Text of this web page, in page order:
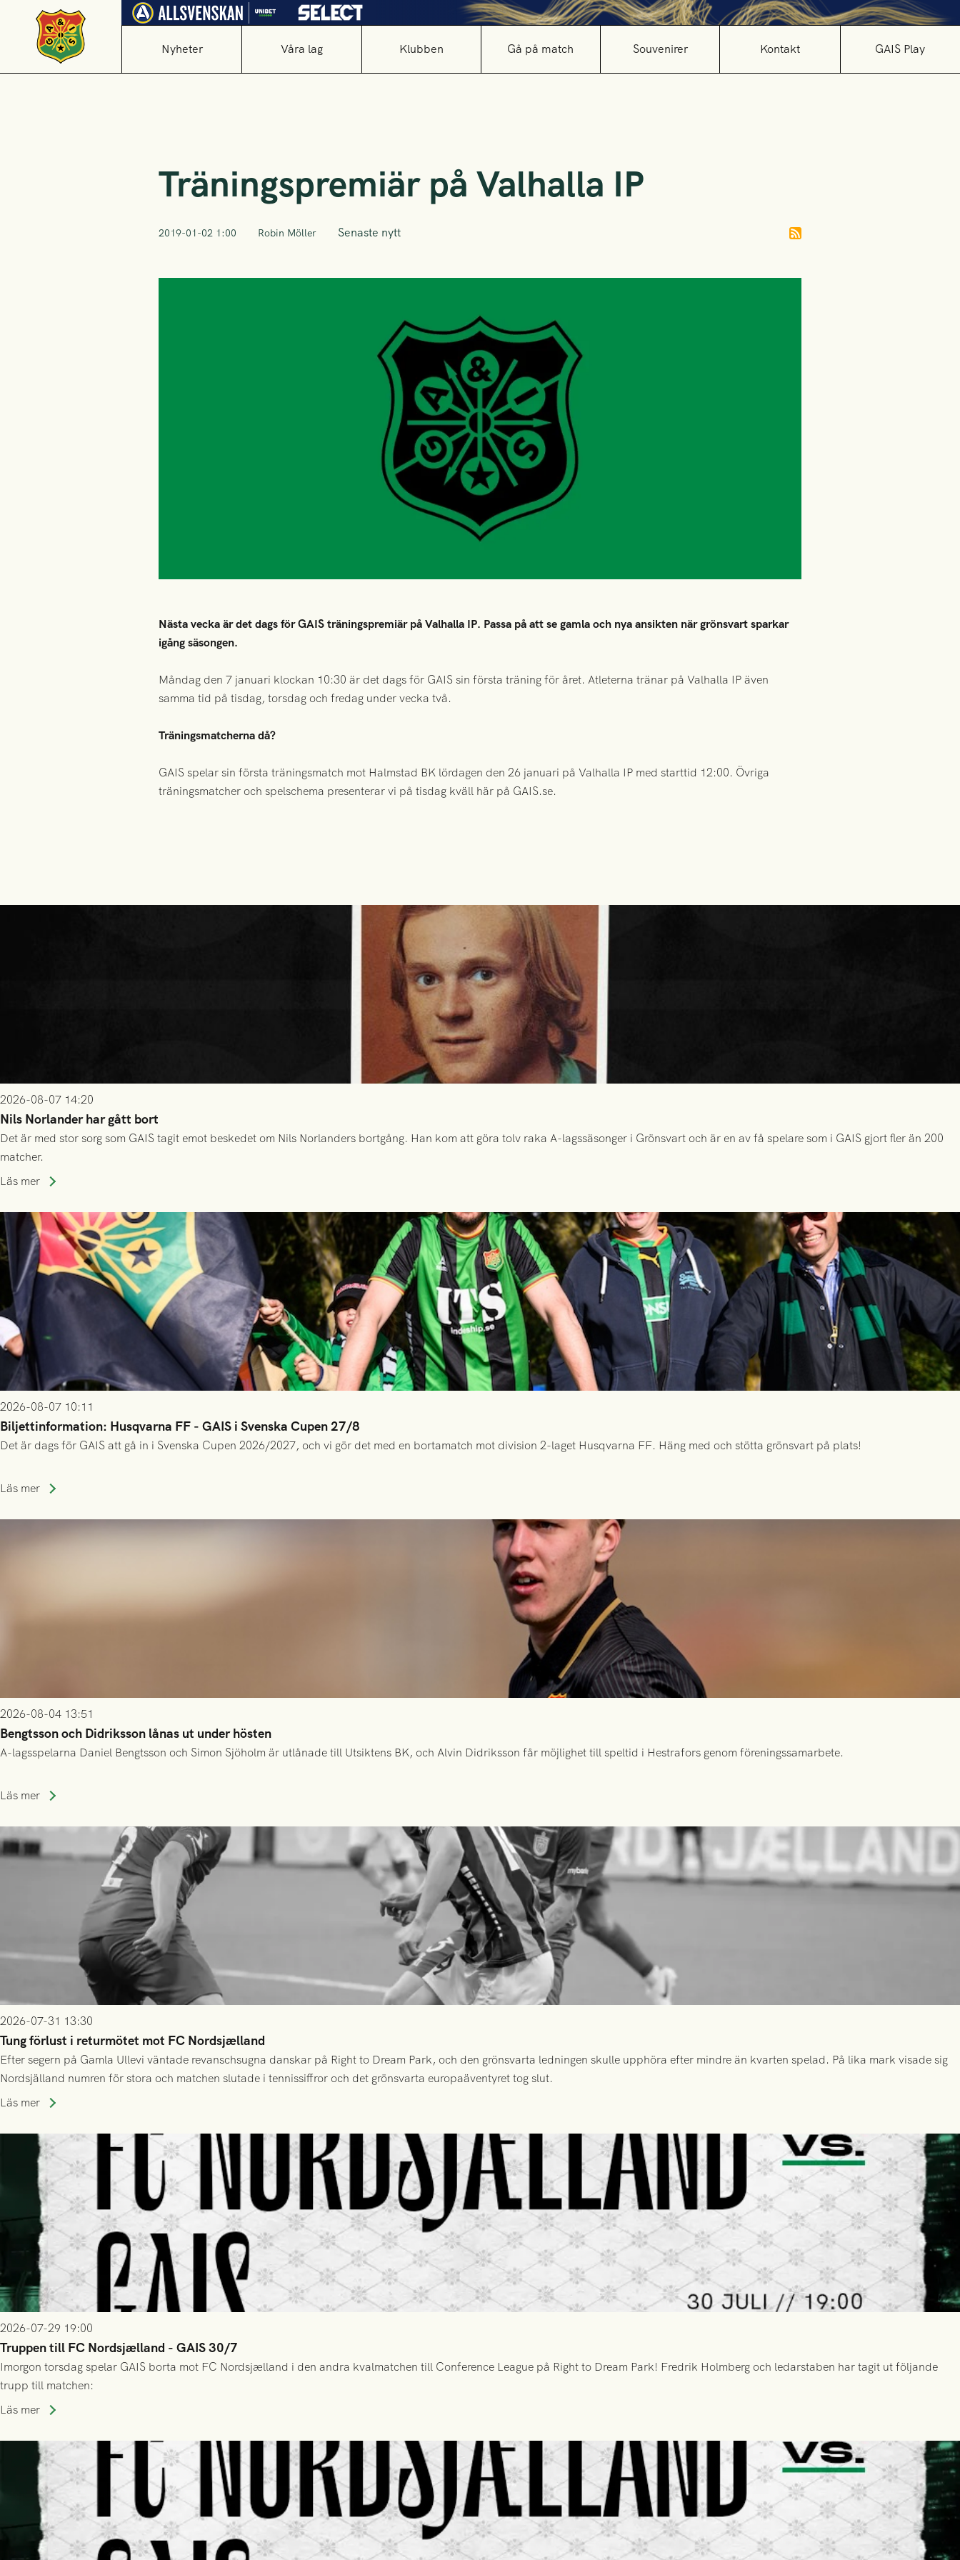
Nyheter Våra lag Klubben Gå på match Souvenirer Kontakt GAIS Play
Träningspremiär på Valhalla IP
2019-01-02 1:00 Robin Möller Senaste nytt
Nästa vecka är det dags för GAIS träningspremiär på Valhalla IP. Passa på att se gamla och nya ansikten när grönsvart sparkar
igång säsongen.
Måndag den 7 januari klockan 10:30 är det dags för GAIS sin första träning för året. Atleterna tränar på Valhalla IP även
samma tid på tisdag, torsdag och fredag under vecka två.
Träningsmatcherna då?
GAIS spelar sin första träningsmatch mot Halmstad BK lördagen den 26 januari på Valhalla IP med starttid 12:00. Övriga
träningsmatcher och spelschema presenterar vi på tisdag kväll här på GAIS.se.
2026-08-07 14:20
Nils Norlander har gått bort
Det är med stor sorg som GAIS tagit emot beskedet om Nils Norlanders bortgång. Han kom att göra tolv raka A-lagssäsonger i Grönsvart och är en av få spelare som i GAIS gjort fler än 200
matcher.
Läs mer
2026-08-07 10:11
Biljettinformation: Husqvarna FF - GAIS i Svenska Cupen 27/8
Det är dags för GAIS att gå in i Svenska Cupen 2026/2027, och vi gör det med en bortamatch mot division 2-laget Husqvarna FF. Häng med och stötta grönsvart på plats!
Läs mer
2026-08-04 13:51
Bengtsson och Didriksson lånas ut under hösten
A-lagsspelarna Daniel Bengtsson och Simon Sjöholm är utlånade till Utsiktens BK, och Alvin Didriksson får möjlighet till speltid i Hestrafors genom föreningssamarbete.
Läs mer
2026-07-31 13:30
Tung förlust i returmötet mot FC Nordsjælland
Efter segern på Gamla Ullevi väntade revanschsugna danskar på Right to Dream Park, och den grönsvarta ledningen skulle upphöra efter mindre än kvarten spelad. På lika mark visade sig
Nordsjälland numren för stora och matchen slutade i tennissiffror och det grönsvarta europaäventyret tog slut.
Läs mer
2026-07-29 19:00
Truppen till FC Nordsjælland - GAIS 30/7
Imorgon torsdag spelar GAIS borta mot FC Nordsjælland i den andra kvalmatchen till Conference League på Right to Dream Park! Fredrik Holmberg och ledarstaben har tagit ut följande
trupp till matchen:
Läs mer